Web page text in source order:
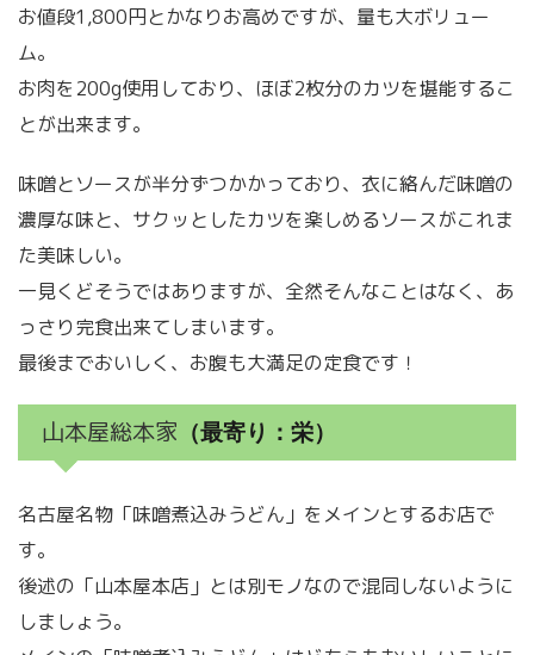
お値段1,800円とかなりお高めですが、量も大ボリュー
ム。
お肉を200g使用しており、ほぼ2枚分のカツを堪能するこ
とが出来ます。
味噌とソースが半分ずつかかっており、衣に絡んだ味噌の
濃厚な味と、サクッとしたカツを楽しめるソースがこれま
た美味しい。
一見くどそうではありますが、全然そんなことはなく、あ
っさり完食出来てしまいます。
最後までおいしく、お腹も大満足の定食です！
山本屋総本家 （最寄り：栄）
名古屋名物「味噌煮込みうどん」をメインとするお店で
す。
後述の「山本屋本店」とは別モノなので混同しないように
しましょう。